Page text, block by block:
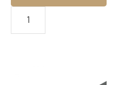
quantité
Coupleur